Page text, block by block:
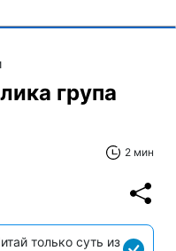
група
2 мин
только суть из